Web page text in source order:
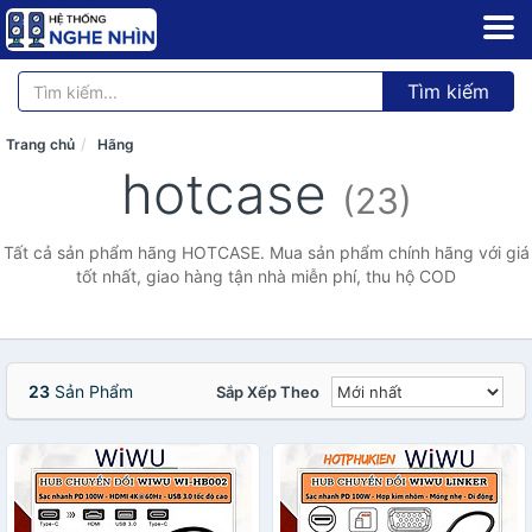
Tìm kiếm
Trang chủ Hãng
hotcase (23)
Tất cả sản phẩm hãng HOTCASE. Mua sản phẩm chính hãng với giá
tốt nhất, giao hàng tận nhà miễn phí, thu hộ COD
23 Sản Phẩm Sắp Xếp Theo